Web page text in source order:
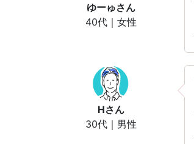
ゆーゅさん
40代｜女性
Hさん
30代｜男性